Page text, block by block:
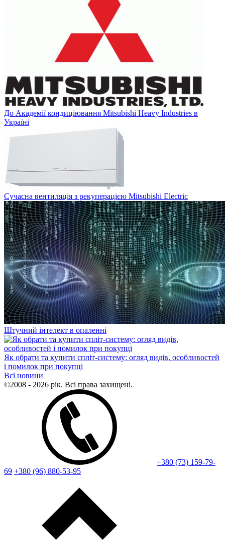
До Академії кондиціювання Mitsubishi Heavy Industries в
Україні
Сучасна вентиляція з рекуперацією Mitsubishi Electric
Штучний інтелект в опаленні
Як обрати та купити спліт-систему: огляд видів, особливостей
і помилок при покупці
Всі новини
©2008 - 2026 рік. Всі права захищені.
+380 (73) 159-79-
69 +380 (96) 880-53-95